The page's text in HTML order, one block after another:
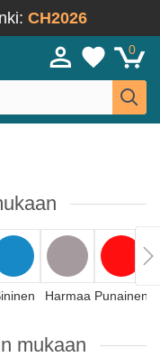
CH2026
0
Harmaa Punainen
mukaan